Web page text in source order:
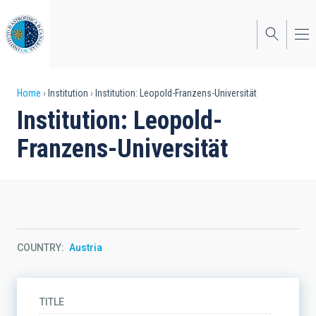
to
main
content
Breadcrumb
Home Institution Institution: Leopold-Franzens-Universität
Institution: Leopold-
Franzens-Universität
COUNTRY Austria
TITLE